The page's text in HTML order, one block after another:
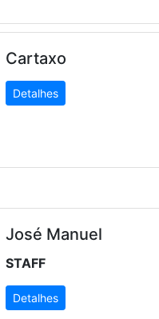
Cartaxo
Detalhes
José Manuel
STAFF
Detalhes